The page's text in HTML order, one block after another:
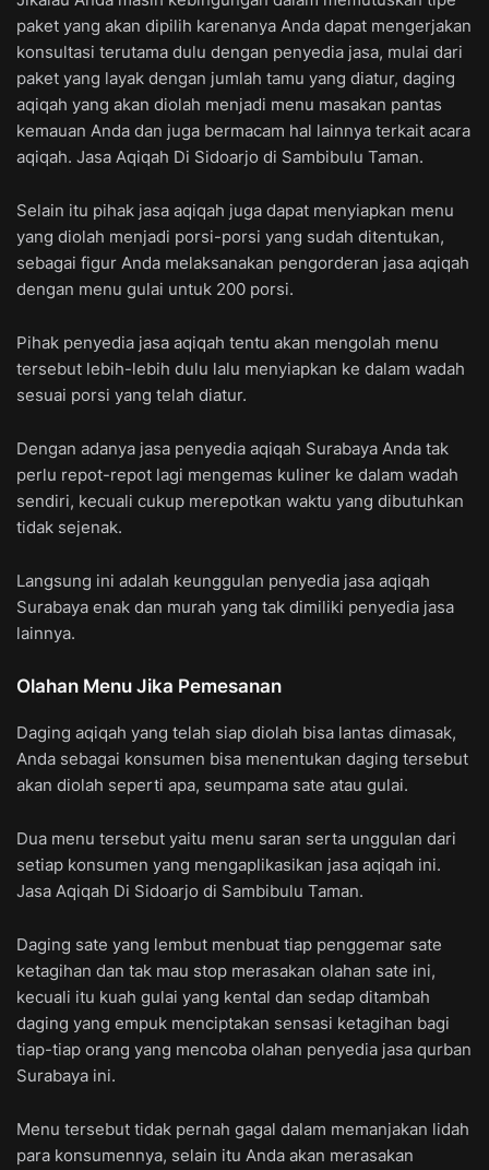
paket yang akan dipilih karenanya Anda dapat mengerjakan
konsultasi terutama dulu dengan penyedia jasa, mulai dari
paket yang layak dengan jumlah tamu yang diatur, daging
aqiqah yang akan diolah menjadi menu masakan pantas
kemauan Anda dan juga bermacam hal lainnya terkait acara
aqiqah. Jasa Aqiqah Di Sidoarjo di Sambibulu Taman.
Selain itu pihak jasa aqiqah juga dapat menyiapkan menu
yang diolah menjadi porsi-porsi yang sudah ditentukan,
sebagai figur Anda melaksanakan pengorderan jasa aqiqah
dengan menu gulai untuk 200 porsi.
Pihak penyedia jasa aqiqah tentu akan mengolah menu
tersebut lebih-lebih dulu lalu menyiapkan ke dalam wadah
sesuai porsi yang telah diatur.
Dengan adanya jasa penyedia aqiqah Surabaya Anda tak
perlu repot-repot lagi mengemas kuliner ke dalam wadah
sendiri, kecuali cukup merepotkan waktu yang dibutuhkan
tidak sejenak.
Langsung ini adalah keunggulan penyedia jasa aqiqah
Surabaya enak dan murah yang tak dimiliki penyedia jasa
lainnya.
Olahan Menu Jika Pemesanan
Daging aqiqah yang telah siap diolah bisa lantas dimasak,
Anda sebagai konsumen bisa menentukan daging tersebut
akan diolah seperti apa, seumpama sate atau gulai.
Dua menu tersebut yaitu menu saran serta unggulan dari
setiap konsumen yang mengaplikasikan jasa aqiqah ini.
Jasa Aqiqah Di Sidoarjo di Sambibulu Taman.
Daging sate yang lembut menbuat tiap penggemar sate
ketagihan dan tak mau stop merasakan olahan sate ini,
kecuali itu kuah gulai yang kental dan sedap ditambah
daging yang empuk menciptakan sensasi ketagihan bagi
tiap-tiap orang yang mencoba olahan penyedia jasa qurban
Surabaya ini.
Menu tersebut tidak pernah gagal dalam memanjakan lidah
para konsumennya, selain itu Anda akan merasakan